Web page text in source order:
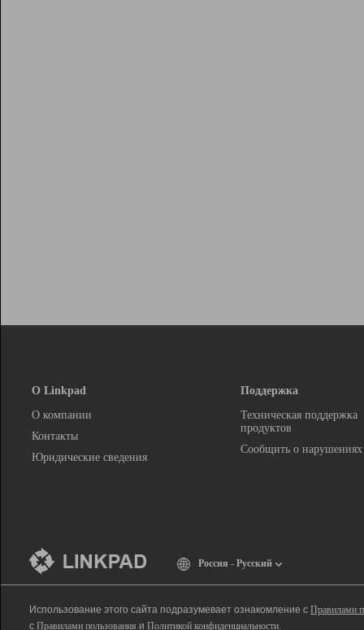
О Linkpad
О компании
Контакты
Юридические сведения
Поддержка
Техническая поддержка
продуктов
Сообщить о нарушениях
Россия - Русский
Использование этого сайта подразумевает ознакомление с Правилами
с Правилами пользования и Политикой конфиденциальности.